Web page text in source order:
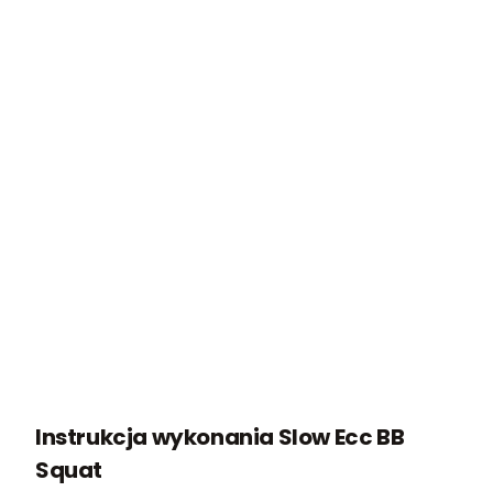
Instrukcja wykonania Slow Ecc BB
Squat